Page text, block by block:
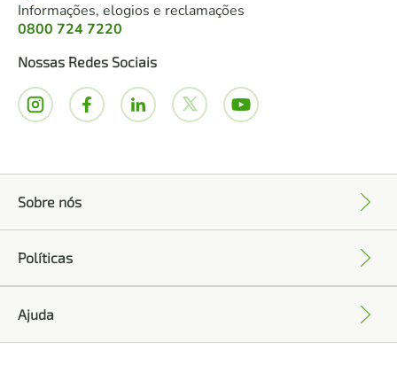
Informações, elogios e reclamações
0800 724 7220
Nossas Redes Sociais
Sobre nós
Políticas
Ajuda